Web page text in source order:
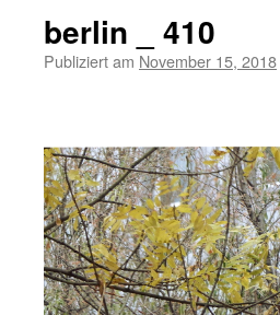
berlin _ 410
Publiziert am November 15, 2018